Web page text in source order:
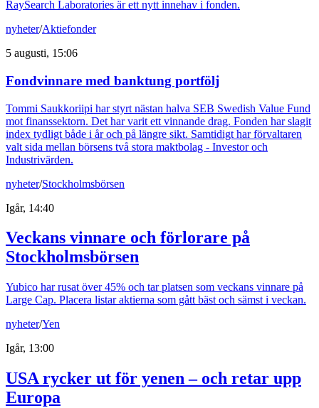
RaySearch Laboratories är ett nytt innehav i fonden.
nyheter/Aktiefonder
5 augusti, 15:06
Fondvinnare med banktung portfölj
Tommi Saukkoriipi har styrt nästan halva SEB Swedish Value Fund
mot finanssektorn. Det har varit ett vinnande drag. Fonden har slagit
index tydligt både i år och på längre sikt. Samtidigt har förvaltaren
valt sida mellan börsens två stora maktbolag - Investor och
Industrivärden.
nyheter/Stockholmsbörsen
Igår, 14:40
Veckans vinnare och förlorare på
Stockholmsbörsen
Yubico har rusat över 45% och tar platsen som veckans vinnare på
Large Cap. Placera listar aktierna som gått bäst och sämst i veckan.
nyheter/Yen
Igår, 13:00
USA rycker ut för yenen – och retar upp
Europa